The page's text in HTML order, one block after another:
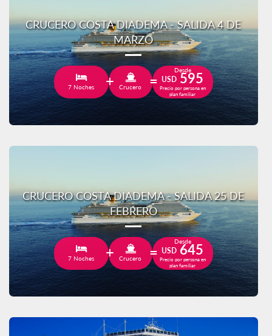
CRUCERO COSTA DIADEMA - SALIDA 4 DE
MARZO
7 Noches Crucero
Desde
USD 595
Precio por persona en
plan familiar
CRUCERO COSTA DIADEMA - SALIDA 25 DE
FEBRERO
7 Noches Crucero
Desde
USD 645
Precio por persona en
plan familiar